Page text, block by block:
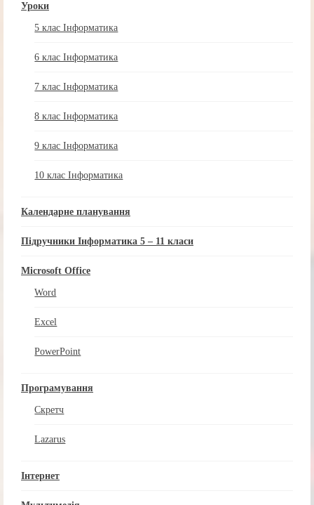
Уроки
5 клас Інформатика
6 клас Інформатика
7 клас Інформатика
8 клас Інформатика
9 клас Інформатика
10 клас Інформатика
Календарне планування
Підручники Інформатика 5 – 11 класи
Microsoft Office
Word
Excel
PowerPoint
Програмування
Скретч
Lazarus
Інтернет